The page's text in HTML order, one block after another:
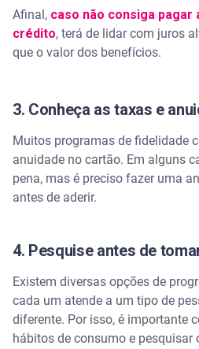
Afinal, caso não consiga pagar
crédito, terá de lidar com juros
que o valor dos benefícios.
3. Conheça as taxas e
Muitos programas de fidelidade
anuidade no cartão. Em alguns
pena, mas é preciso fazer uma
antes de aderir.
4. Pesquise antes de
Existem diversas opções de
cada um atende a um tipo de
diferente. Por isso, é importante
hábitos de consumo e pesquisar